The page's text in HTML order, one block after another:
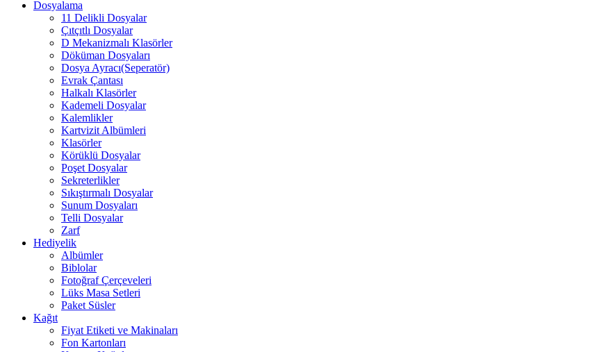
Dosyalama
11 Delikli Dosyalar
Çıtçıtlı Dosyalar
D Mekanizmalı Klasörler
Döküman Dosyaları
Dosya Ayracı(Seperatör)
Evrak Çantası
Halkalı Klasörler
Kademeli Dosyalar
Kalemlikler
Kartvizit Albümleri
Klasörler
Körüklü Dosyalar
Poşet Dosyalar
Sekreterlikler
Sıkıştırmalı Dosyalar
Sunum Dosyaları
Telli Dosyalar
Zarf
Hediyelik
Albümler
Biblolar
Fotoğraf Çerçeveleri
Lüks Masa Setleri
Paket Süsler
Kağıt
Fiyat Etiketi ve Makinaları
Fon Kartonları